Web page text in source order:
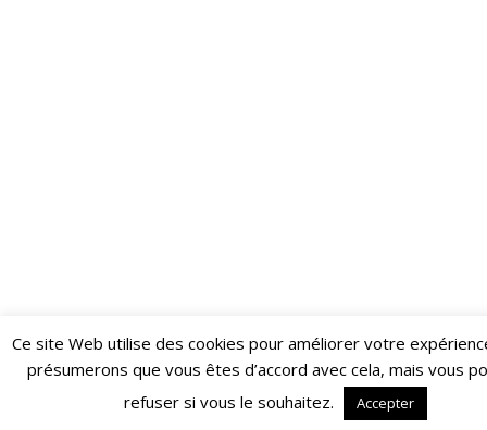
Restez informé·e des dernières actualités du Poing !
ABONNEZ-VOUS À LA NEWSLETTER
Ce site Web utilise des cookies pour améliorer votre
présumerons que vous êtes d’accord avec cela, mais vous
refuser si vous le souhaitez.
Accepter